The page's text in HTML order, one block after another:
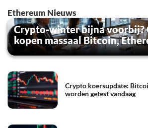
Ethereum Nieuws
Crypto-winter bijna voorbij?
kopen massaal Bitcoin,
Crypto koersupdate:
worden getest vandaag